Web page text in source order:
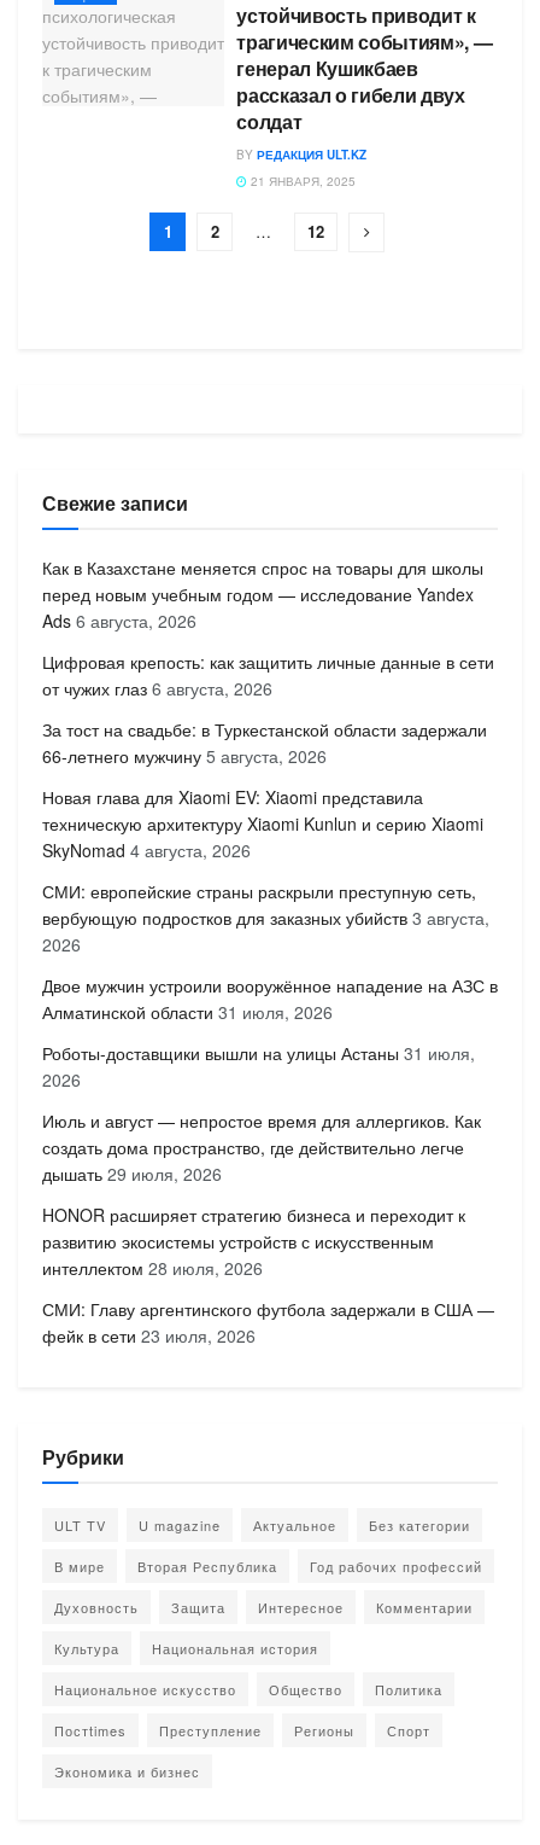
устойчивость приводит к
трагическим событиям», —
генерал Кушикбаев
рассказал о гибели двух
солдат
BY РЕДАКЦИЯ ULT.KZ
21 ЯНВАРЯ, 2025
1 2 … 12
Свежие записи
Как в Казахстане меняется спрос на товары для школы
перед новым учебным годом — исследование Yandex
Ads 6 августа, 2026
Цифровая крепость: как защитить личные данные в сети
от чужих глаз 6 августа, 2026
За тост на свадьбе: в Туркестанской области задержали
66-летнего мужчину 5 августа, 2026
Новая глава для Xiaomi EV: Xiaomi представила
техническую архитектуру Xiaomi Kunlun и серию Xiaomi
SkyNomad 4 августа, 2026
СМИ: европейские страны раскрыли преступную сеть,
вербующую подростков для заказных убийств 3 августа,
2026
Двое мужчин устроили вооружённое нападение на АЗС в
Алматинской области 31 июля, 2026
Роботы-доставщики вышли на улицы Астаны 31 июля,
2026
Июль и август — непростое время для аллергиков. Как
создать дома пространство, где действительно легче
дышать 29 июля, 2026
HONOR расширяет стратегию бизнеса и переходит к
развитию экосистемы устройств с искусственным
интеллектом 28 июля, 2026
СМИ: Главу аргентинского футбола задержали в США —
фейк в сети 23 июля, 2026
Рубрики
ULT TV U magazine Актуальное Без категории
В мире Вторая Республика Год рабочих профессий
Духовность Защита Интересное Комментарии
Культура Национальная история
Национальное искусство Общество Политика
Постtimes Преступление Регионы Спорт
Экономика и бизнес